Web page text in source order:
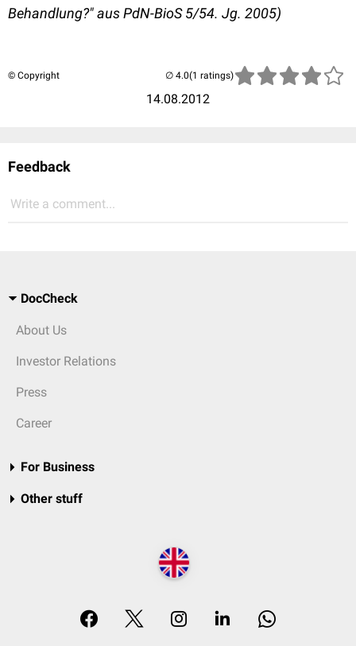
Behandlung?" aus PdN-BioS 5/54. Jg. 2005)
© Copyright
14.08.2012
(1 ratings)
Feedback
Write a comment...
DocCheck
About Us
Investor Relations
Press
Career
For Business
Other stuff